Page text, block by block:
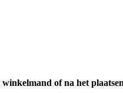
of na het